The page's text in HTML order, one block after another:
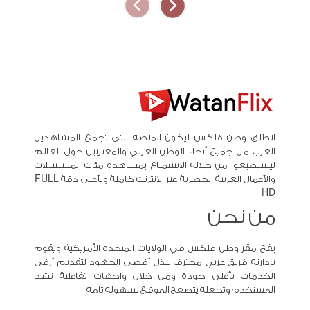
انطلق وطن فلكس ليكون المنصة التي تجمع المشاهدين
العرب من جميع أنحاء الوطن العربي والمغتربين حول العالم
ليستطيعوا من خلاله الاستمتاع بمشاهدة مئات المسلسلات
والأعمال العربية الحصرية عبر الانترنت كاملة وبأعلى دقة FULL
HD
من نحن
يقع مقر وطن فلكس في الولايات المتحدة الأمريكية ويقوم
بادارته فريق عربي محترف يبذل أقصى الجهود لتقديم أرقى
الخدمات بأعلى جودة ومن خلال واجهات تفاعلية تشد
المستخدم وتجعله يتصفح الموقع بسهولة تامة